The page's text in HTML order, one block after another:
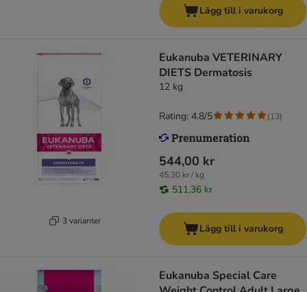
Lägg till i varukorg
3 varianter
Eukanuba VETERINARY
DIETS Dermatosis
12 kg
544,00 kr
45,30 kr / kg
511,36 kr
Rating: 4.8/5 (13)
Lägg till i varukorg
Eukanuba Special Care